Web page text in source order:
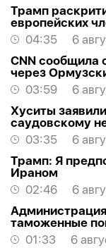
Трамп
европейских
04:35
6
CNN сообщила
через
03:59
6
Хуситы
саудовскому
03:35
6
Трамп: Я
Ираном
02:46
6
таможенные
долларов
01:33 6